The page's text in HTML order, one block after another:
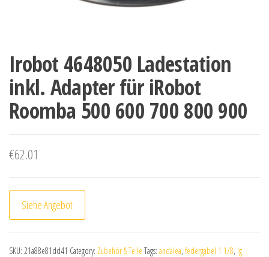
Irobot 4648050 Ladestation
inkl. Adapter für iRobot
Roomba 500 600 700 800 900
€62.01
Siehe Angebot
SKU: 21a88e81dd41 Category: Zubehör & Teile Tags: andalea, federgabel 1 1/8, lg